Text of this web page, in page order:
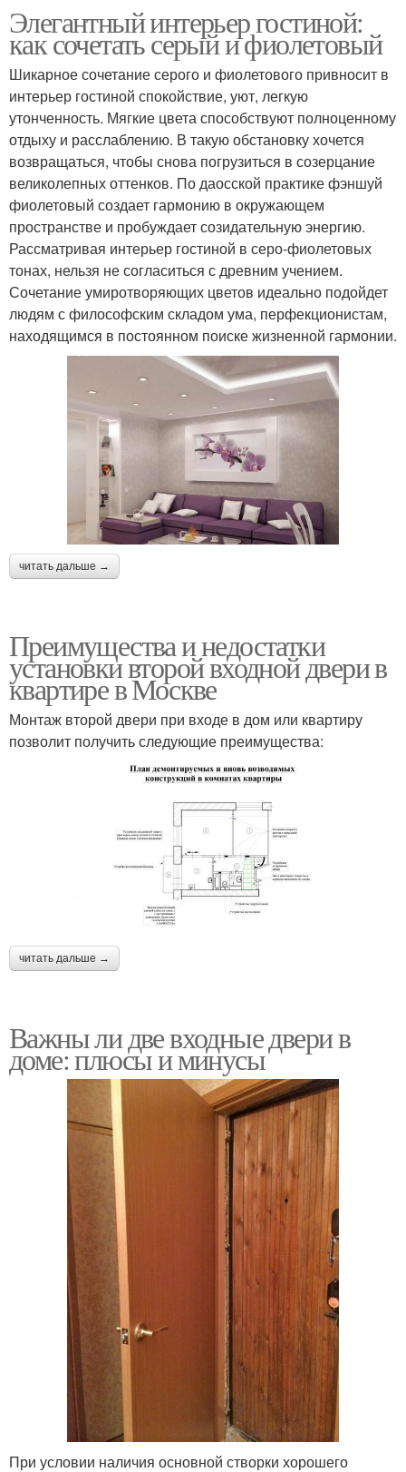
Элегантный интерьер гостиной:
как сочетать серый и фиолетовый
Шикарное сочетание серого и фиолетового привносит в
интерьер гостиной спокойствие, уют, легкую
утонченность. Мягкие цвета способствуют полноценному
отдыху и расслаблению. В такую обстановку хочется
возвращаться, чтобы снова погрузиться в созерцание
великолепных оттенков. По даосской практике фэншуй
фиолетовый создает гармонию в окружающем
пространстве и пробуждает созидательную энергию.
Рассматривая интерьер гостиной в серо-фиолетовых
тонах, нельзя не согласиться с древним учением.
Сочетание умиротворяющих цветов идеально подойдет
людям с философским складом ума, перфекционистам,
находящимся в постоянном поиске жизненной гармонии.
читать дальше →
Преимущества и недостатки
установки второй входной двери в
квартире в Москве
Монтаж второй двери при входе в дом или квартиру
позволит получить следующие преимущества:
читать дальше →
Важны ли две входные двери в
доме: плюсы и минусы
При условии наличия основной створки хорошего